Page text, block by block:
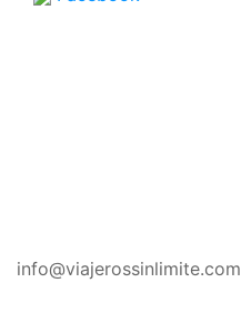
info@viajerossinlimite.com